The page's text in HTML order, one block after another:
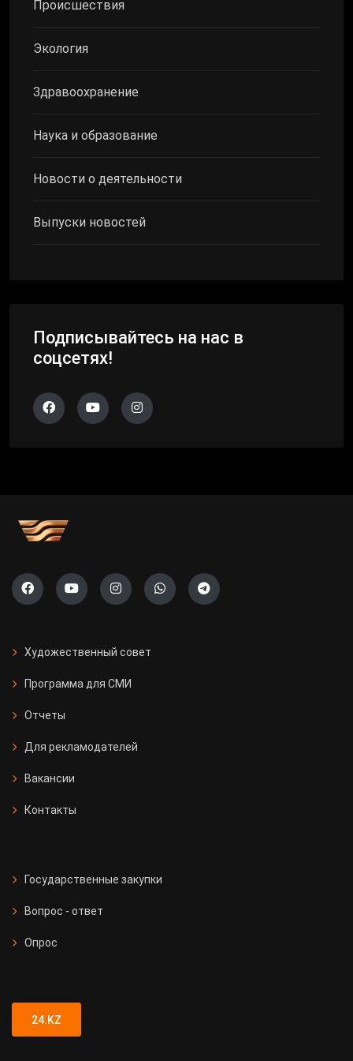
Происшествия
Экология
Здравоохранение
Наука и образование
Новости о деятельности
Выпуски новостей
Подписывайтесь на нас в
соцсетях!
Художественный совет
Программа для СМИ
Отчеты
Для рекламодателей
Вакансии
Контакты
Государственные закупки
Вопрос - ответ
Опрос
24.KZ